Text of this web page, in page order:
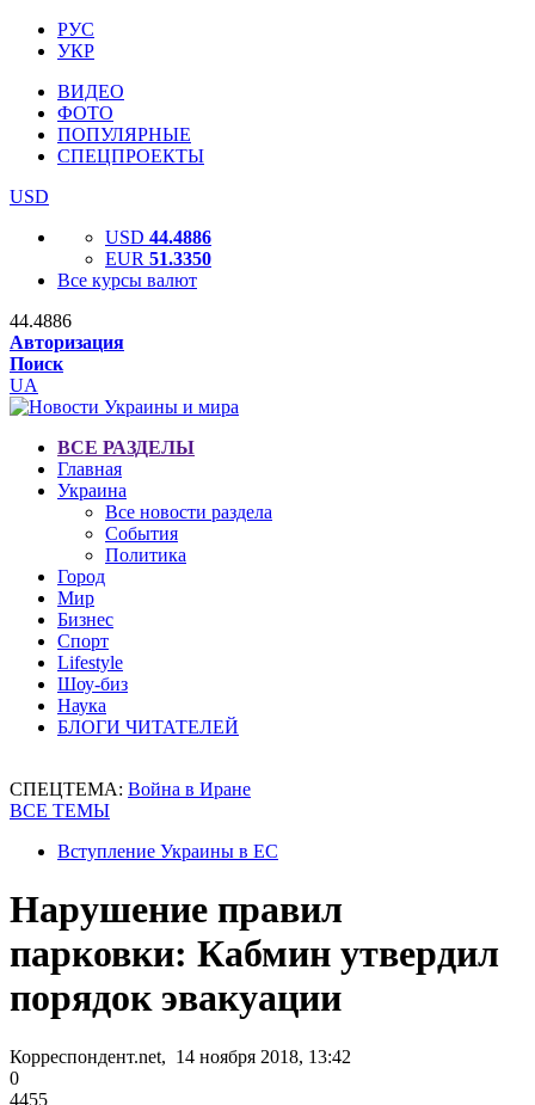
РУС
УКР
ВИДЕО
ФОТО
ПОПУЛЯРНЫЕ
СПЕЦПРОЕКТЫ
USD
USD 44.4886
EUR 51.3350
Все курсы валют
44.4886
Авторизация
Поиск
UA
ВСЕ РАЗДЕЛЫ
Главная
Украина
Все новости раздела
События
Политика
Город
Мир
Бизнес
Спорт
Lifestyle
Шоу-биз
Наука
БЛОГИ ЧИТАТЕЛЕЙ
СПЕЦТЕМА: Война в Иране
ВСЕ ТЕМЫ
Вступление Украины в ЕС
Нарушение правил
парковки: Кабмин утвердил
порядок эвакуации
Корреспондент.net, 14 ноября 2018, 13:42
0
4455